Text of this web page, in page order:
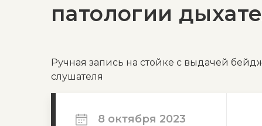
патологии
Ручная запись на стойке с выдачей
слушателя
8 октября 2023